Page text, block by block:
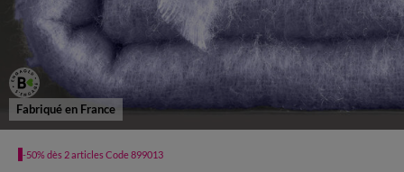
Fabriqué en France
-50% dès 2 articles Code 899013